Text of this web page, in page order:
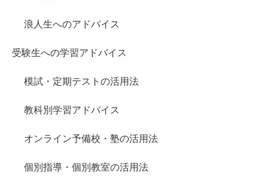
浪人生へのアドバイス
受験生への学習アドバイス
模試・定期テストの活用法
教科別学習アドバイス
オンライン予備校・塾の活用法
個別指導・個別教室の活用法